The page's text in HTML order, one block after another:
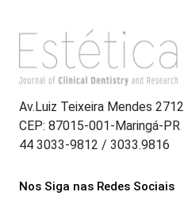
Av.Luiz Teixeira Mendes 2712
CEP: 87015-001-Maringá-PR
44 3033-9812 / 3033.9816
Nos Siga nas Redes Sociais